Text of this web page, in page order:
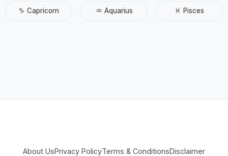
♑ Capricorn ♒ Aquarius ♓ Pisces
About UsPrivacy PolicyTerms & ConditionsDisclaimer